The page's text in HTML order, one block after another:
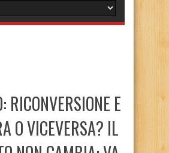
RICONVERSIONE E
O VICEVERSA? IL